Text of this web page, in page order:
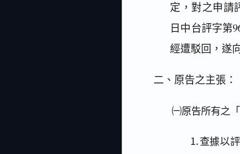
定，對之申請
日中台評字第
經遭駁回，遂
二、原告之主張：
㈠原告所有之
⒈查據以